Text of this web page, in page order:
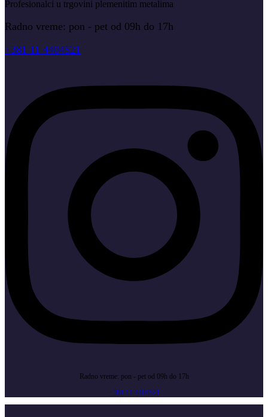
Profesionalci u trgovini plemenitim metalima
Radno vreme: pon - pet od 09h do 17h
+381 11 4404521
Radno vreme: pon - pet od 09h do 17h
+381 11 4404521